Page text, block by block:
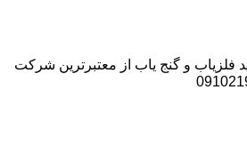
فلزیاب و گنج یاب از معتبرترین شرکت